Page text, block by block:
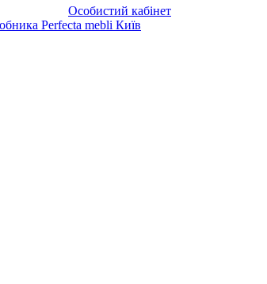
Особистий кабінет